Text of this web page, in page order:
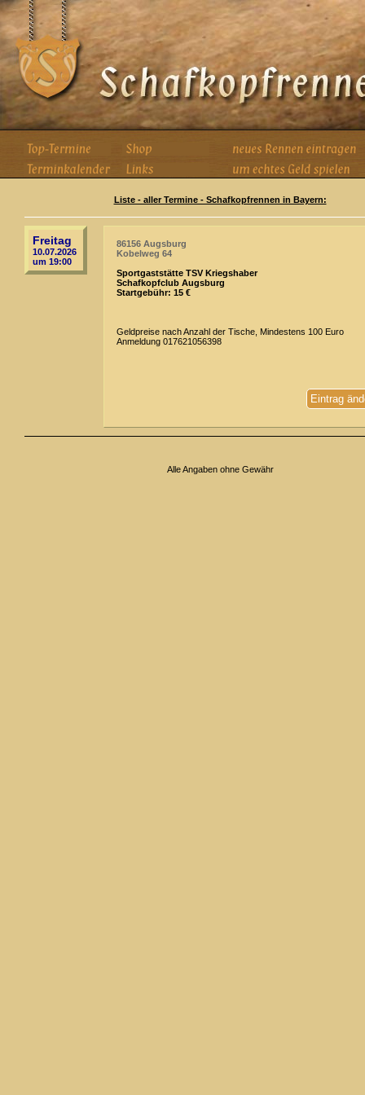
Liste - aller Termine - Schafkopfrennen in Bayern:
Freitag
10.07.2026
um 19:00
86156 Augsburg
Kobelweg 64
Sportgaststätte TSV Kriegshaber
Schafkopfclub Augsburg
Startgebühr: 15 €
Geldpreise nach Anzahl der Tische, Mindestens 100 Euro
Anmeldung 017621056398
Eintrag
Alle Angaben ohne Gewähr